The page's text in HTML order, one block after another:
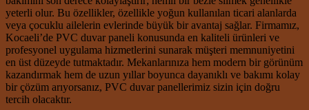
yeterli olur. Bu özellikler, özellikle yoğun kullanılan ticari alanlarda
veya çocuklu ailelerin evlerinde büyük bir avantaj sağlar. Firmamız,
Kocaeli’de PVC duvar paneli konusunda en kaliteli ürünleri ve
profesyonel uygulama hizmetlerini sunarak müşteri memnuniyetini
en üst düzeyde tutmaktadır. Mekanlarınıza hem modern bir görünüm
kazandırmak hem de uzun yıllar boyunca dayanıklı ve bakımı kolay
bir çözüm arıyorsanız, PVC duvar panellerimiz sizin için doğru
tercih olacaktır.